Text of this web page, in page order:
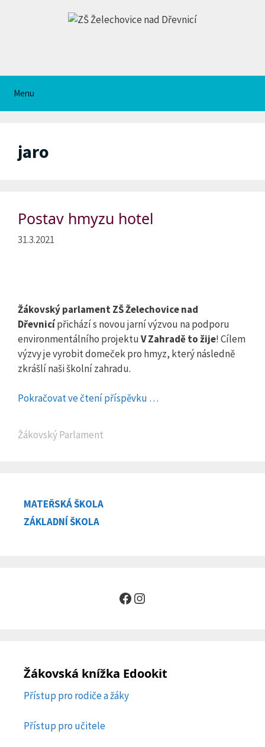
Menu
jaro
Postav hmyzu hotel
31.3.2021
Žákovský parlament ZŠ Želechovice nad
Dřevnicípřichází s novou jarní výzvou na podporu
environmentálního projektuV Zahradě to žije! Cílem
výzvy je vyrobit domeček pro hmyz, který následně
zkrášlí naši školní zahradu.
Pokračovat ve čtení příspěvku …
Rubriky
Žákovský Parlament
MATEŘSKÁ ŠKOLA
ZÁKLADNÍ ŠKOLA
Facebook
Instagram
Žákovská knížka Edookit
Přístup pro rodiče a žáky
Přístup pro učitele